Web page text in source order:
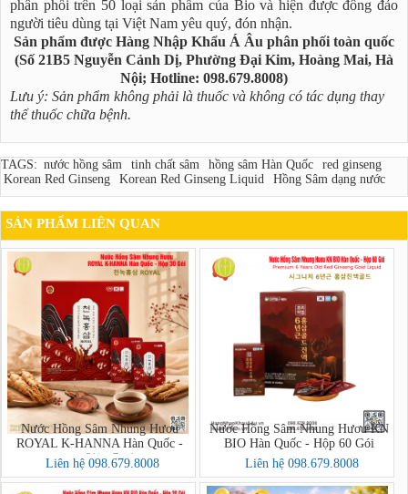
phân phối trên 50 loại sản phẩm của Bio và hiện được đông đảo
người tiêu dùng tại Việt Nam yêu quý, đón nhận.
Sản phẩm được Hàng Nhập Khẩu Á Âu phân phối toàn quốc
(Số 21B5 Nguyễn Cảnh Dị, Phường Đại Kim, Hoàng Mai, Hà
Nội; Hotline: 098.679.8008)
Lưu ý: Sản phẩm không phải là thuốc và không có tác dụng thay
thế thuốc chữa bệnh.
TAGS: nước hồng sâm tinh chất sâm hồng sâm Hàn Quốc
red ginseng
Korean Red Ginseng
Korean Red Ginseng Liquid Hồng Sâm dạng nước
SẢN PHẨM LIÊN QUAN
Nước Hồng Sâm Nhung Hươu
ROYAL K-HANNA Hàn Quốc -
Hộp 30 Gói (천녹홍삼 ROYAL)
Liên hệ 098.679.8008
Nước Hồng Sâm Nhung Hươu KN
BIO Hàn Quốc - Hộp 60 Gói
Liên hệ 098.679.8008